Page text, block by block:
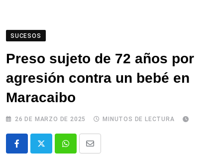
SUCESOS
Preso sujeto de 72 años por
agresión contra un bebé en
Maracaibo
26 DE MARZO DE 2025 MINUTOS DE LECTURA
WhatsappComparte